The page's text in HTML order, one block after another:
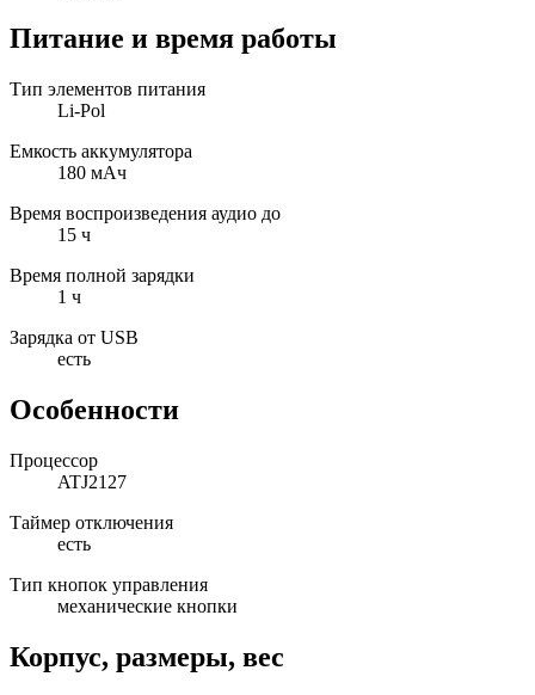
Питание и время работы
Тип элементов питания
Li-Pol
Емкость аккумулятора
180 мAч
Время воспроизведения аудио до
15 ч
Время полной зарядки
1 ч
Зарядка от USB
есть
Особенности
Процессор
ATJ2127
Таймер отключения
есть
Тип кнопок управления
механические кнопки
Корпус, размеры, вес